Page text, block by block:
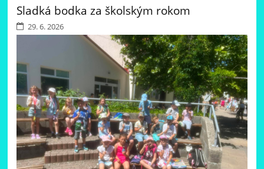
Sladká bodka za školským rokom
29. 6. 2026